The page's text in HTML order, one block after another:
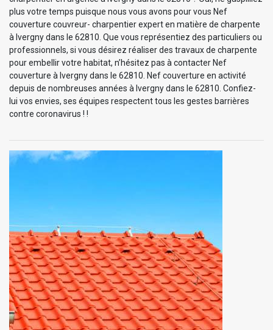
plus votre temps puisque nous vous avons pour vous Nef
couverture couvreur- charpentier expert en matière de charpente
à Ivergny dans le 62810. Que vous représentiez des particuliers ou
professionnels, si vous désirez réaliser des travaux de charpente
pour embellir votre habitat, n’hésitez pas à contacter Nef
couverture à Ivergny dans le 62810. Nef couverture en activité
depuis de nombreuses années à Ivergny dans le 62810. Confiez-
lui vos envies, ses équipes respectent tous les gestes barrières
contre coronavirus ! !